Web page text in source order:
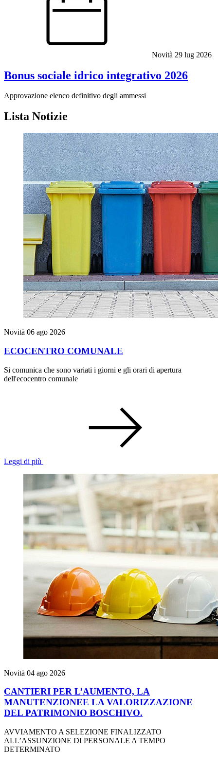
Novità 29 lug 2026
Bonus sociale idrico integrativo 2026
Approvazione elenco definitivo degli ammessi
Lista Notizie
Novità 06 ago 2026
ECOCENTRO COMUNALE
Si comunica che sono variati i giorni e gli orari di apertura
dell'ecocentro comunale
Leggi di più
Novità 04 ago 2026
CANTIERI PER L’AUMENTO, LA
MANUTENZIONEE LA VALORIZZAZIONE
DEL PATRIMONIO BOSCHIVO.
AVVIAMENTO A SELEZIONE FINALIZZATO
ALL’ASSUNZIONE DI PERSONALE A TEMPO
DETERMINATO